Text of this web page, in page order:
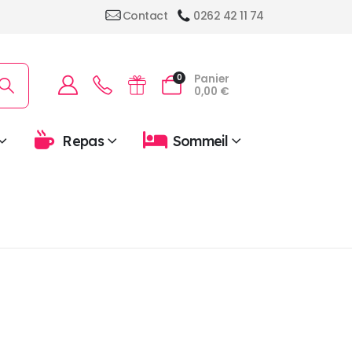
Contact 0262 42 11 74
0
Panier
0,00 €
Repas Sommeil